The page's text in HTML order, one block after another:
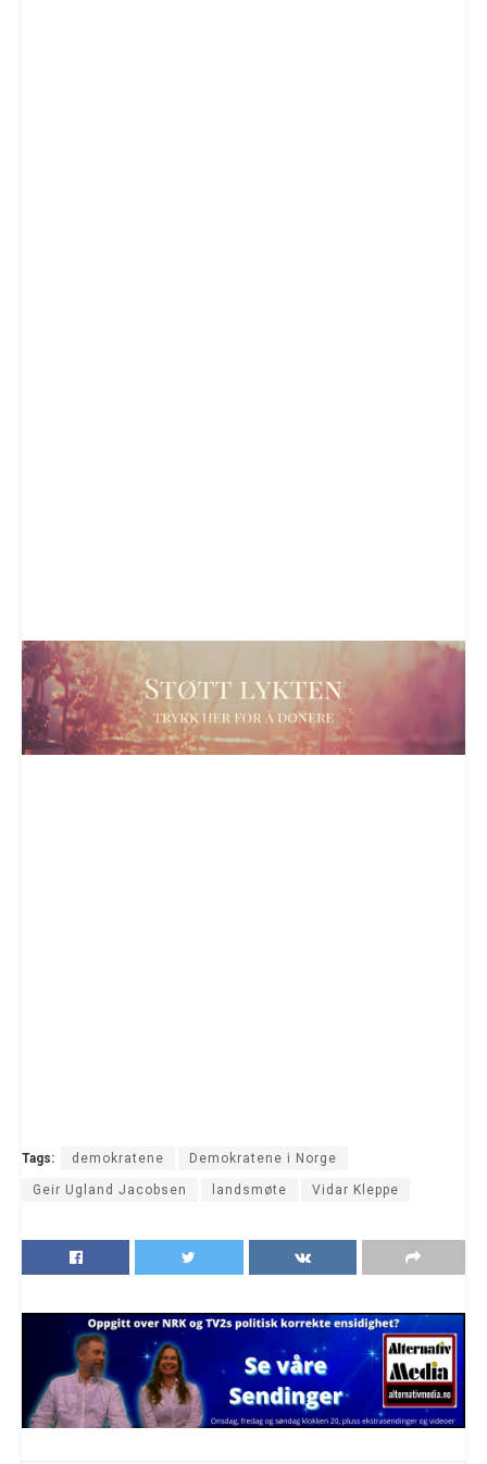
Tags: demokratene Demokratene i Norge
Geir Ugland Jacobsen landsmøte Vidar Kleppe